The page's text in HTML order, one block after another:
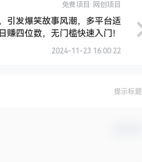
免费项目 网创项目
引发爆笑故事风潮，多平台适
赚四位数，无门槛快速入门！
2024-11-23 16:00:22
提示标题